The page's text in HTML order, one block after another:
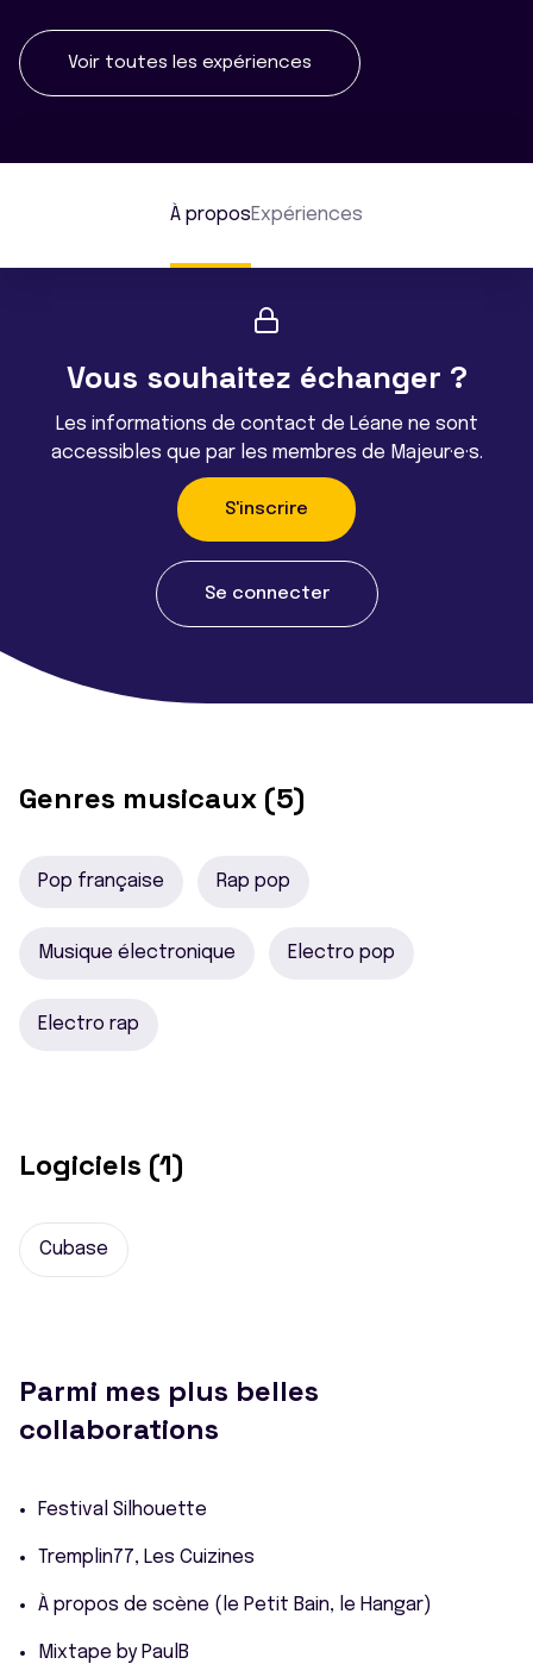
Voir toutes les expériences
À proposExpériences
Vous souhaitez échanger ?
Les informations de contact de Léane ne sont
accessibles que par les membres de Majeur·e·s.
S'inscrire
Se connecter
Genres musicaux (5)
Pop française Rap pop
Musique électronique Electro pop
Electro rap
Logiciels (1)
Cubase
Parmi mes plus belles
collaborations
Festival Silhouette
Tremplin77, Les Cuizines
À propos de scène (le Petit Bain, le Hangar)
Mixtape by PaulB